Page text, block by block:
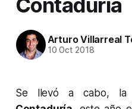
Arturo Villarreal
10 Oct 2018
Se llevó a cabo, la